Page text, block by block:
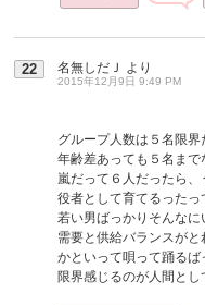
22 名無しだＪ より
2015年12月9日 9:49 PM
グループ人数は５名限界
年齢差あっても５名ま
嵐だって６人だったら
役者として育てるった
若い男ばっかりそんなに
需要と供給バランスがと
かといって唄って踊る
限界感じるのが人間とし